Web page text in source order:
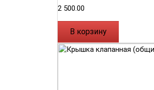
2 500.00
В корзину